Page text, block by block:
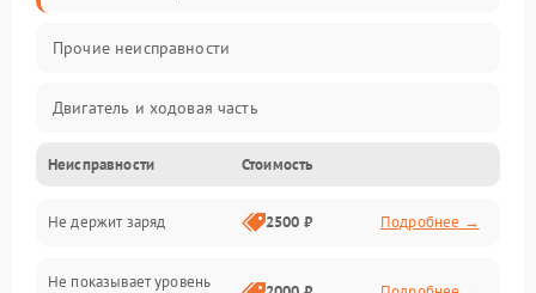
Прочие неисправности
Двигатель и ходовая часть
Тормоза и безопасность
Подвеска и колеса
Электроника и управление
Неисправности Стоимость
Не держит заряд 2500 ₽ Подробнее →
Не показывает уровень